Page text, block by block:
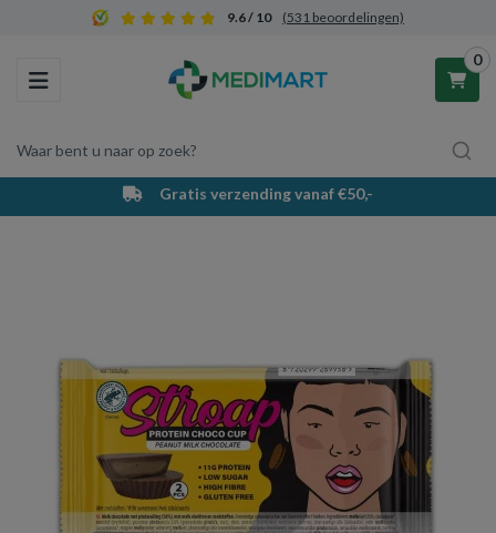
9.6 / 10 (531 beoordelingen)
Toggle navigation
Waar bent u naar op zoek?
0
Winkelwagen
Gratis verzending vanaf €50,-